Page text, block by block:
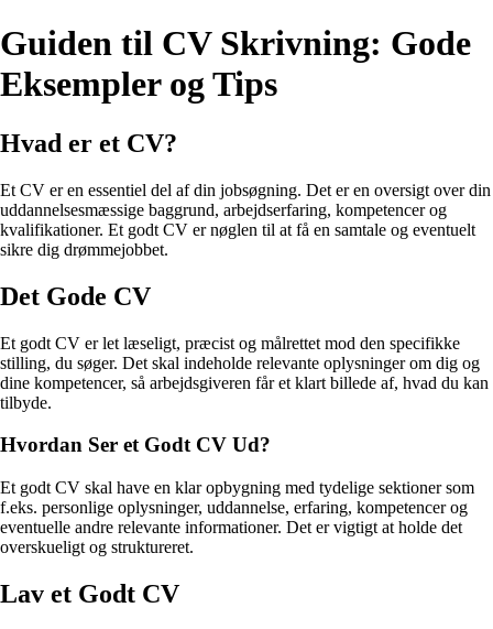
Guiden til CV Skrivning: Gode
Eksempler og Tips
Hvad er et CV?
Et CV er en essentiel del af din jobsøgning. Det er en oversigt over din
uddannelsesmæssige baggrund, arbejdserfaring, kompetencer og
kvalifikationer. Et godt CV er nøglen til at få en samtale og eventuelt
sikre dig drømmejobbet.
Det Gode CV
Et godt CV er let læseligt, præcist og målrettet mod den specifikke
stilling, du søger. Det skal indeholde relevante oplysninger om dig og
dine kompetencer, så arbejdsgiveren får et klart billede af, hvad du kan
tilbyde.
Hvordan Ser et Godt CV Ud?
Et godt CV skal have en klar opbygning med tydelige sektioner som
f.eks. personlige oplysninger, uddannelse, erfaring, kompetencer og
eventuelle andre relevante informationer. Det er vigtigt at holde det
overskueligt og struktureret.
Lav et Godt CV